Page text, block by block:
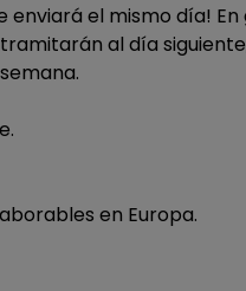
el mismo día! En
al día
en Europa.